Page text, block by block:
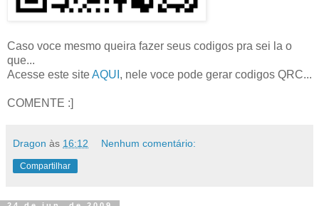
Caso voce mesmo queira fazer seus codigos pra sei la o
que...
Acesse este siteAQUI , nele voce pode gerar codigos QRC...
COMENTE :]
Dragon às 16:12 Nenhum comentário:
Compartilhar